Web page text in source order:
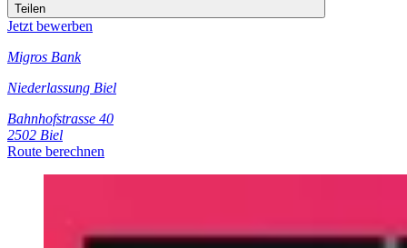
Teilen
Jetzt bewerben
Migros Bank
Niederlassung Biel
Bahnhofstrasse 40
2502 Biel
Route berechnen